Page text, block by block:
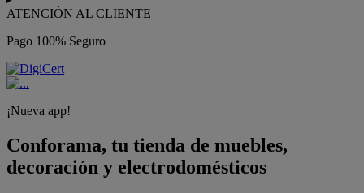
ATENCIÓN AL CLIENTE
Pago 100% Seguro
¡Nueva app!
Conforama, tu tienda de muebles,
decoración y electrodomésticos